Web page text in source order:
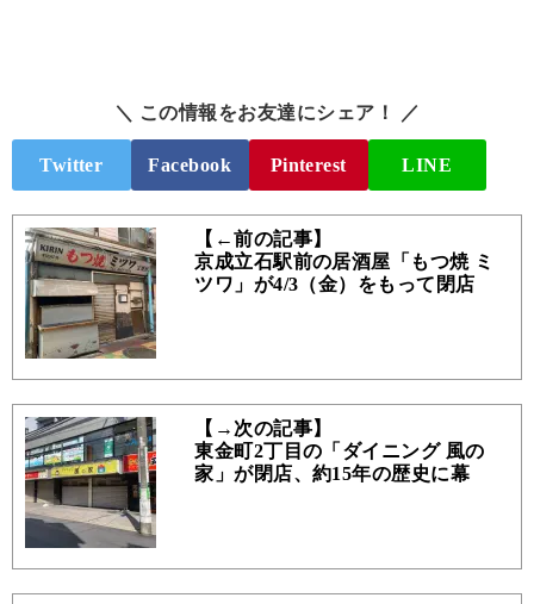
＼ この情報をお友達にシェア！ ／
Twitter Facebook Pinterest LINE
【←前の記事】
京成立石駅前の居酒屋「もつ焼 ミ
ツワ」が4/3（金）をもって閉店
【→次の記事】
東金町2丁目の「ダイニング 風の
家」が閉店、約15年の歴史に幕